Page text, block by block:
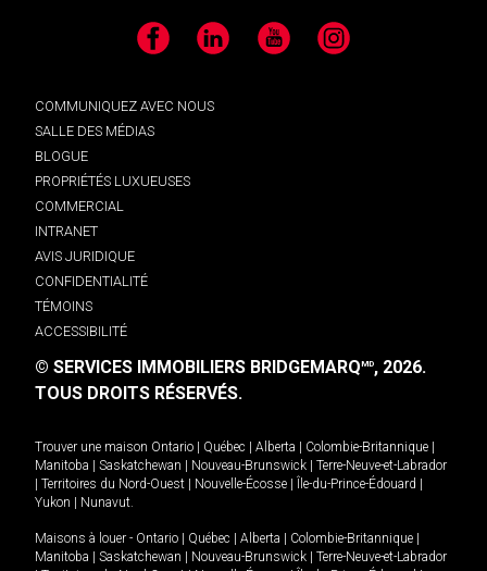
Facebook LinkedIn YouTube Instagram
COMMUNIQUEZ AVEC NOUS
SALLE DES MÉDIAS
BLOGUE
PROPRIÉTÉS LUXUEUSES
COMMERCIAL
INTRANET
AVIS JURIDIQUE
CONFIDENTIALITÉ
TÉMOINS
ACCESSIBILITÉ
© SERVICES IMMOBILIERS BRIDGEMARQMD, 2026.
TOUS DROITS RÉSERVÉS.
Trouver une maison Ontario Québec Alberta Colombie-Britannique
Manitoba
Saskatchewan Nouveau-Brunswick
Terre-Neuve-et-Labrador
Territoires du Nord-Ouest Nouvelle-Écosse Île-du-Prince-Édouard
Yukon
Nunavut.
Maisons à louer - Ontario Québec Alberta Colombie-Britannique
Manitoba
Saskatchewan Nouveau-Brunswick
Terre-Neuve-et-Labrador